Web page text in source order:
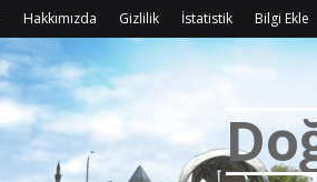
Hakkımızda Gizlilik İstatistik Bilgi Ekle
Do